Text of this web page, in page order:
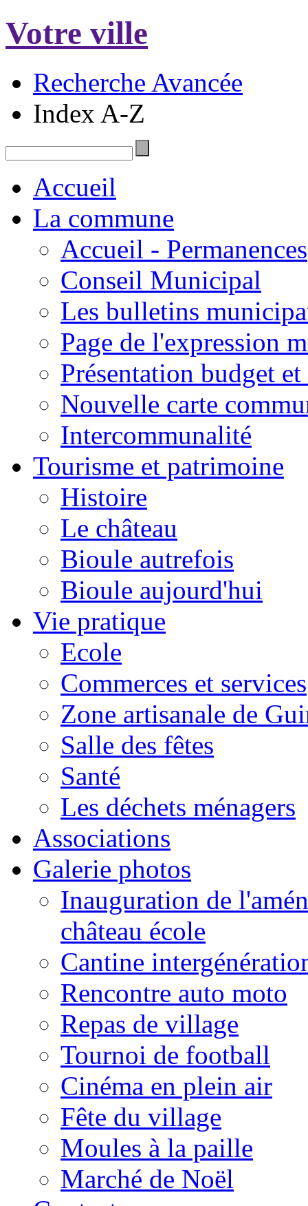
Votre ville
Recherche Avancée
Index A-Z
Accueil
La commune
Accueil - Permanences
Conseil Municipal
Les bulletins
Page de l'expression
Présentation budget
Nouvelle carte
Intercommunalité
Tourisme et patrimoine
Histoire
Le château
Bioule autrefois
Bioule aujourd'hui
Vie pratique
Ecole
Commerces et services
Zone artisanale de
Salle des fêtes
Santé
Les déchets ménagers
Associations
Galerie photos
Inauguration de
château école
Cantine
Rencontre auto moto
Repas de village
Tournoi de football
Cinéma en plein air
Fête du village
Moules à la paille
Marché de Noël